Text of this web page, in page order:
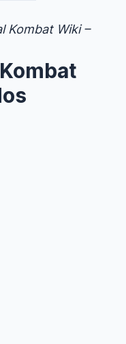
Kombat Wiki –